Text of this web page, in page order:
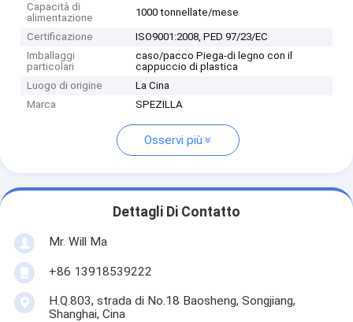
Capacità di
alimentazione
1000 tonnellate/mese
Certificazione
ISO9001:2008, PED 97/23/EC
Imballaggi
particolari
caso/pacco Piega-di legno con il
cappuccio di plastica
Luogo di origine
La Cina
Marca
SPEZILLA
Osservi più
Dettagli Di Contatto
Mr. Will Ma
+86 13918539222
H.Q.803, strada di No.18 Baosheng, Songjiang,
Shanghai, Cina